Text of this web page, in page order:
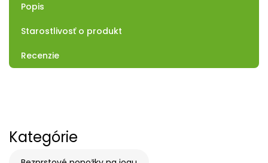
Popis
Starostlivosť o produkt
Recenzie
Kategórie